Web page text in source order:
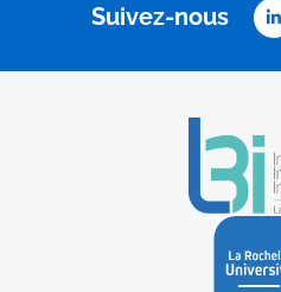
Suivez-nous